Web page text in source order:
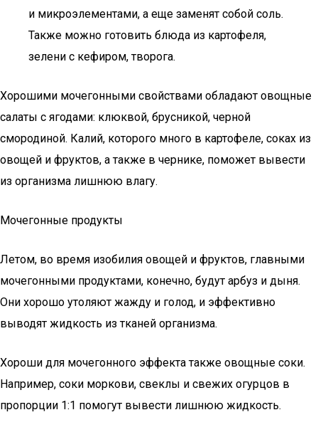
и микроэлементами, а еще заменят собой соль.
Также можно готовить блюда из картофеля,
зелени с кефиром, творога.
Хорошими мочегонными свойствами обладают овощные
салаты с ягодами: клюквой, брусникой, черной
смородиной. Калий, которого много в картофеле, соках из
овощей и фруктов, а также в чернике, поможет вывести
из организма лишнюю влагу.
Мочегонные продукты
Летом, во время изобилия овощей и фруктов, главными
мочегонными продуктами, конечно, будут арбуз и дыня.
Они хорошо утоляют жажду и голод, и эффективно
выводят жидкость из тканей организма.
Хороши для мочегонного эффекта также овощные соки.
Например, соки моркови, свеклы и свежих огурцов в
пропорции 1:1 помогут вывести лишнюю жидкость.